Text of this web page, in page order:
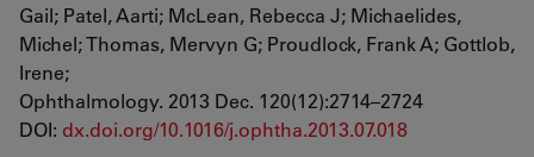
Gail; Patel, Aarti; McLean, Rebecca J; Michaelides,
Michel; Thomas, Mervyn G; Proudlock, Frank A; Gottlob,
Irene;
Ophthalmology. 2013 Dec. 120(12):2714–2724
DOI: dx.doi.org/10.1016/j.ophtha.2013.07.018